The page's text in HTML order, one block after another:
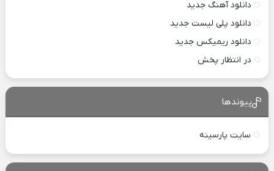
دانلود آهنگ جدید
دانلود پلی لیست جدید
دانلود ریمیکس جدید
در انتظار پخش
پیوندها
سایت پارسینه